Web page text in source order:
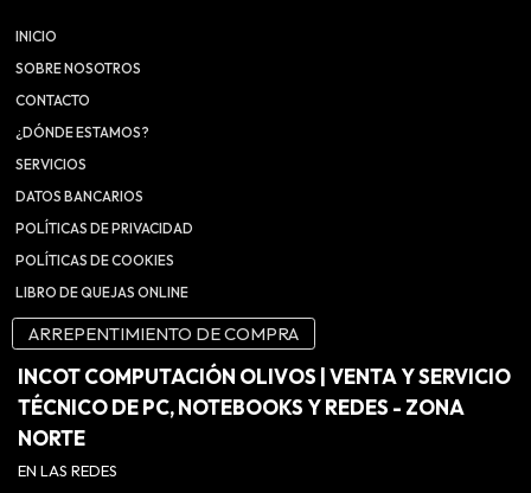
INICIO
SOBRE NOSOTROS
CONTACTO
¿DÓNDE ESTAMOS?
SERVICIOS
DATOS BANCARIOS
POLÍTICAS DE PRIVACIDAD
POLÍTICAS DE COOKIES
LIBRO DE QUEJAS ONLINE
ARREPENTIMIENTO DE COMPRA
INCOT COMPUTACIÓN OLIVOS | VENTA Y SERVICIO
TÉCNICO DE PC, NOTEBOOKS Y REDES - ZONA
NORTE
EN LAS REDES